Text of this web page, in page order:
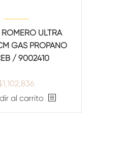
ROMERO ULTRA
GAS PROPANO
/ 9002410
1,102,836
al carrito